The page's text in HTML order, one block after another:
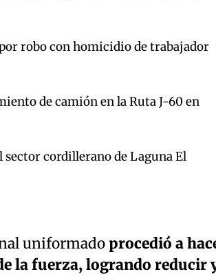
robo con homicidio de trabajador
de camión en la Ruta J-60 en
sector cordillerano de Laguna El
uniformadoprocedió a
la fuerza, logrando reducir